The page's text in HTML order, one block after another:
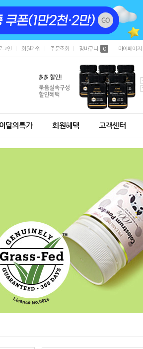
그인 회원가입 주문조회 장바구니 0 마이페이지
이달의특가 회원혜택 고객센터